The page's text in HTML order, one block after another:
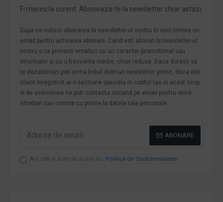
Fi mereu la curent. Aboneaza-te la newsletter chiar astazi.
Dupa ce initiezi abonarea la newsletter-ul nostru iti vom trimite un
email pentru activarea abonarii. Cand esti abonat la newsletter-ul
nostru o sa primesti emailuri cu un caracter promotional sau
informativ si cu o frecventa medie, chiar redusa. Daca doresti sa
te dezabonezi poti urma linkul dintr-un newsletter primit, daca esti
client inregistrat ai o sectiune speciala in contul tau in acest scop,
si de asemenea ne poti contacta oricand pe email pentru orice
intrebari sau cerinte cu privire la datele tale personale.
ABONARE
Am citit şi sunt de acord cu Politica de Confidentialitate